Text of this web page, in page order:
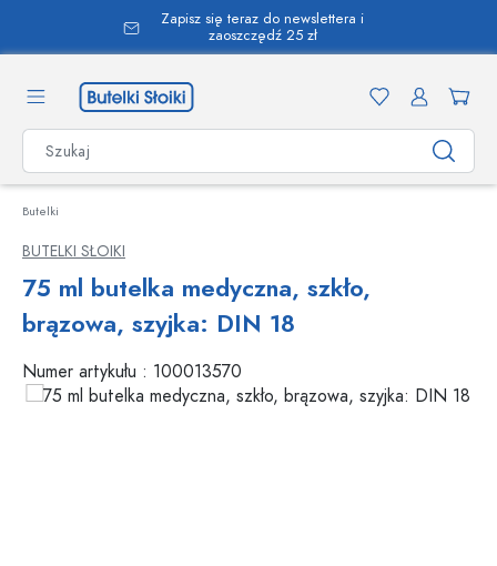
zawartości
Zapisz się teraz do newslettera i
zaoszczędź 25 zł
Butelki
BUTELKI SŁOIKI
75 ml butelka medyczna, szkło,
brązowa, szyjka: DIN 18
Numer artykułu : 100013570